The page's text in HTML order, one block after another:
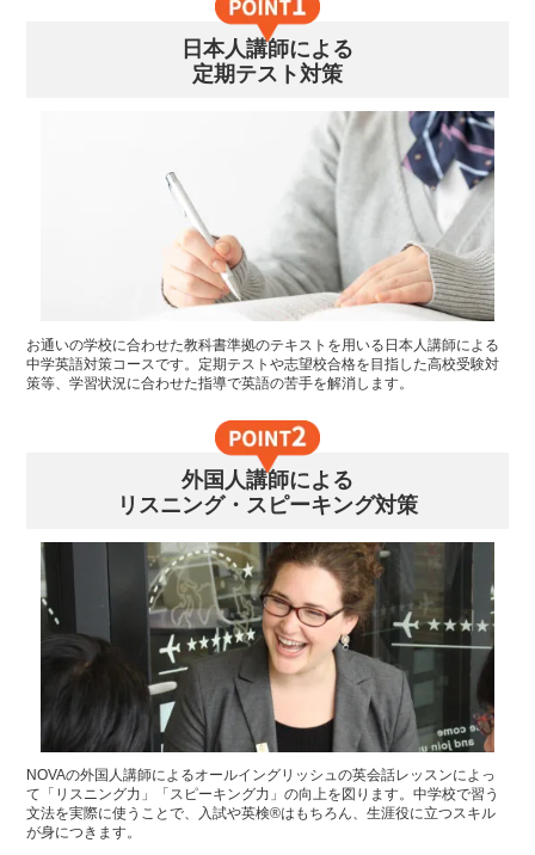
日本人講師による
定期テスト対策
お通いの学校に合わせた教科書準拠のテキストを用いる日本人講師による
中学英語対策コースです。定期テストや志望校合格を目指した高校受験対
策等、学習状況に合わせた指導で英語の苦手を解消します。
外国人講師による
リスニング・スピーキング対策
NOVAの外国人講師によるオールイングリッシュの英会話レッスンによっ
て「リスニング力」「スピーキング力」の向上を図ります。中学校で習う
文法を実際に使うことで、入試や英検®はもちろん、生涯役に立つスキル
が身につきます。